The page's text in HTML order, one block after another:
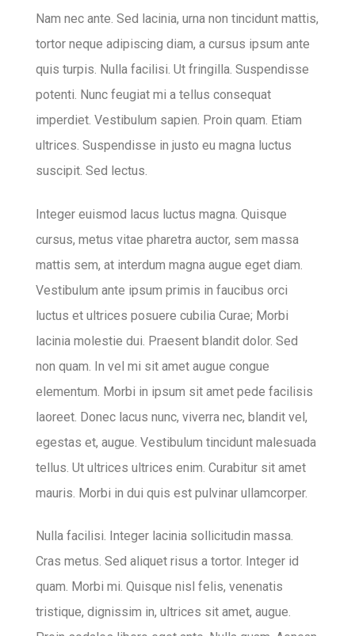
Nam nec ante. Sed lacinia, urna non tincidunt mattis,
tortor neque adipiscing diam, a cursus ipsum ante
quis turpis. Nulla facilisi. Ut fringilla. Suspendisse
potenti. Nunc feugiat mi a tellus consequat
imperdiet. Vestibulum sapien. Proin quam. Etiam
ultrices. Suspendisse in justo eu magna luctus
suscipit. Sed lectus.
Integer euismod lacus luctus magna. Quisque
cursus, metus vitae pharetra auctor, sem massa
mattis sem, at interdum magna augue eget diam.
Vestibulum ante ipsum primis in faucibus orci
luctus et ultrices posuere cubilia Curae; Morbi
lacinia molestie dui. Praesent blandit dolor. Sed
non quam. In vel mi sit amet augue congue
elementum. Morbi in ipsum sit amet pede facilisis
laoreet. Donec lacus nunc, viverra nec, blandit vel,
egestas et, augue. Vestibulum tincidunt malesuada
tellus. Ut ultrices ultrices enim. Curabitur sit amet
mauris. Morbi in dui quis est pulvinar ullamcorper.
Nulla facilisi. Integer lacinia sollicitudin massa.
Cras metus. Sed aliquet risus a tortor. Integer id
quam. Morbi mi. Quisque nisl felis, venenatis
tristique, dignissim in, ultrices sit amet, augue.